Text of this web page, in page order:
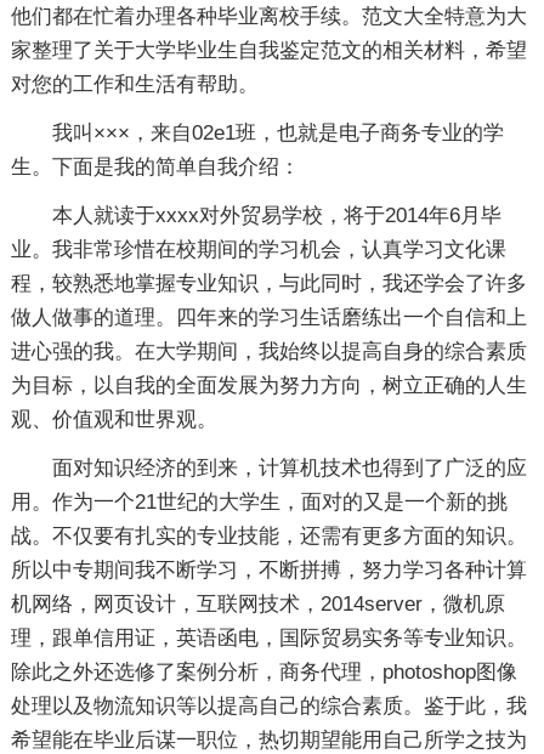
他们都在忙着办理各种毕业离校手续。范文大全特意为大
家整理了关于大学毕业生自我鉴定范文的相关材料，希望
对您的工作和生活有帮助。
我叫×××，来自02e1班，也就是电子商务专业的学
生。下面是我的简单自我介绍：
本人就读于xxxx对外贸易学校，将于2014年6月毕
业。我非常珍惜在校期间的学习机会，认真学习文化课
程，较熟悉地掌握专业知识，与此同时，我还学会了许多
做人做事的道理。四年来的学习生话磨练出一个自信和上
进心强的我。在大学期间，我始终以提高自身的综合素质
为目标，以自我的全面发展为努力方向，树立正确的人生
观、价值观和世界观。
面对知识经济的到来，计算机技术也得到了广泛的应
用。作为一个21世纪的大学生，面对的又是一个新的挑
战。不仅要有扎实的专业技能，还需有更多方面的知识。
所以中专期间我不断学习，不断拼搏，努力学习各种计算
机网络，网页设计，互联网技术，2014server，微机原
理，跟单信用证，英语函电，国际贸易实务等专业知识。
除此之外还选修了案例分析，商务代理，photoshop图像
处理以及物流知识等以提高自己的综合素质。鉴于此，我
希望能在毕业后谋一职位，热切期望能用自己所学之技为